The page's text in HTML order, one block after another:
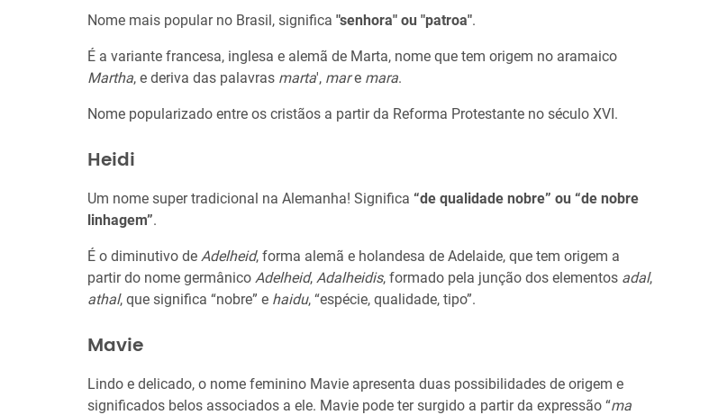
Nome mais popular no Brasil, significa "senhora" ou "patroa".
É a variante francesa, inglesa e alemã de Marta, nome que tem origem no aramaico
Martha, e deriva das palavras marta', mare mara.
Nome popularizado entre os cristãos a partir da Reforma Protestante no século XVI.
Heidi
Um nome super tradicional na Alemanha! Significa “de qualidade nobre” ou “de nobre
linhagem”.
É o diminutivo de Adelheid, forma alemã e holandesa de Adelaide, que tem origem a
partir do nome germânico Adelheid, Adalheidis, formado pela junção dos elementos adal,
athal, que significa “nobre” e haidu, “espécie, qualidade, tipo”.
Mavie
Lindo e delicado, o nome feminino Mavie apresenta duas possibilidades de origem e
significados belos associados a ele. Mavie pode ter surgido a partir da expressão “ma